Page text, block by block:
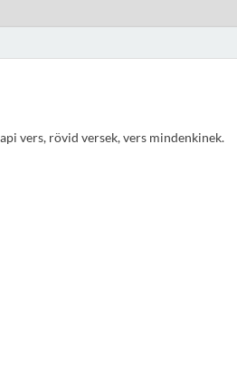
vers, rövid versek, vers mindenkinek.